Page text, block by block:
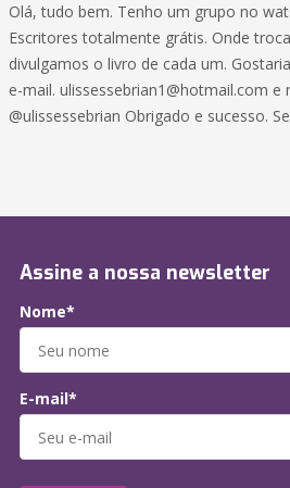
Olá, tudo bem. Tenho um grupo no
Escritores totalmente grátis. Onde
divulgamos o livro de cada um.
e-mail. ulissessebrian1@hotmail.com e
@ulissessebrian Obrigado e sucesso.
Assine a nossa newsletter
Nome*
E-mail*